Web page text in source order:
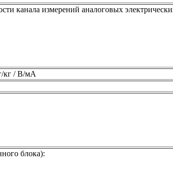
канала измерений аналоговых
кг / В/мА
блока):